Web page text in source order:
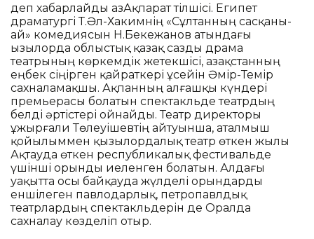
деп хабарлайды ҚазАқпарат тілшісі. Египет
драматургі Т.Әл-Хакимнің «Сұлтанның сасқаны-
ай» комедиясын Н.Бекежанов атындағы
Қызылорда облыстық қазақ сазды драма
театрының көркемдік жетекшісі, Қазақстанның
еңбек сіңірген қайраткері Құсейін Әмір-Темір
сахналамақшы. Ақпанның алғашқы күндері
премьерасы болатын спектакльде театрдың
белді әртістері ойнайды. Театр директоры
Құжырғали Төлеуішевтің айтуынша, аталмыш
қойылыммен қызылордалық театр өткен жылы
Ақтауда өткен республикалық фестивальде
үшінші орынды иеленген болатын. Алдағы
уақытта осы байқауда жүлделі орындарды
еншілеген павлодарлық, петропавлдық
театрлардың спектакльдерін де Оралда
сахналау көзделіп отыр.